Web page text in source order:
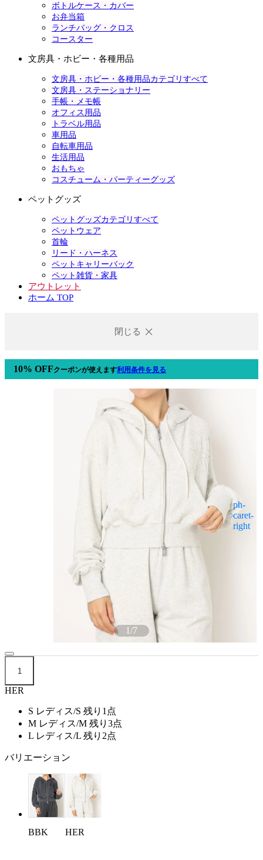
ボトルケース・カバー
お弁当箱
ランチバッグ・クロス
コースター
文房具・ホビー・各種用品
文房具・ホビー・各種用品カテゴリすべて
文房具・ステーショナリー
手帳・メモ帳
オフィス用品
トラベル用品
車用品
自転車用品
生活用品
おもちゃ
コスチューム・パーティーグッズ
ペットグッズ
ペットグッズカテゴリすべて
ペットウェア
首輪
リード・ハーネス
ペットキャリーバック
ペット雑貨・家具
アウトレット
ホーム TOP
閉じる
10% OFFクーポンが使えます利用条件を見る
1/7
1
HER
S レディス/S 残り1点
M レディス/M 残り3点
L レディス/L 残り2点
バリエーション
BBK HER